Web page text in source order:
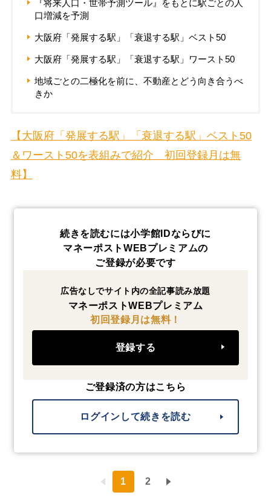
『将来人口・世帯予測ツール』をもとに駅ごとの人
口増減を予測
大阪府「発展する駅」「衰退する駅」ベスト50
大阪府「発展する駅」「衰退する駅」ワースト50
地域ごとの二極化を前に、不動産とどう向き合うべ
きか
【大阪府「発展する駅」「衰退する駅」ベスト50
＆ワースト50を表組みで紹介 初回登録月は無
料】
続きを読むには小学館IDならびに
マネーポストWEBプレミアムの
ご登録が必要です
広告なしでサイト内の全記事読み放題
マネーポストWEBプレミアム
初回登録月は無料！
登録する
ご登録済の方はこちら
ログインして続きを読む
1 2